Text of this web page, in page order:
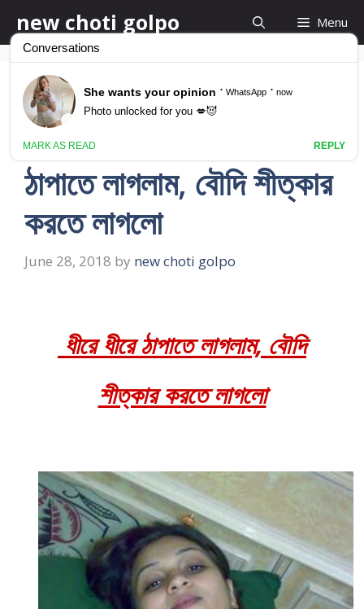
content
new choti golpo Menu
bangla saxy choti
new 2018… ধীরে ধীরে
ঠাপাতে লাগলাম, বৌদি শীত্কার
করতে লাগলো
June 28, 2018 by new choti golpo
ধীরে ধীরে ঠাপাতে লাগলাম, বৌদি
শীত্কার করতে লাগলো